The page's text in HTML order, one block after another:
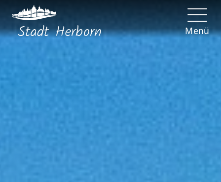
StadtHerborn Menü